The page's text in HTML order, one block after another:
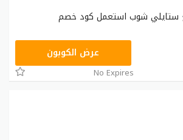
ستايلي شوب استعمل كود خصم
عرض الكوبون
No Expires